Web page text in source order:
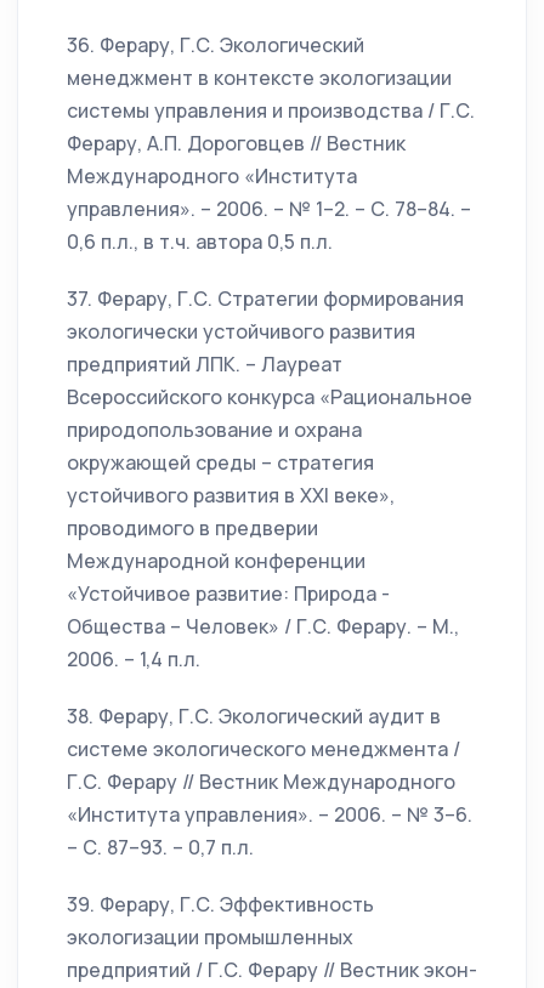
36. Ферару, Г.С. Экологический
менеджмент в контексте экологизации
системы управления и производства / Г.С.
Ферару, А.П. Дороговцев // Вестник
Международного «Института
управления». – 2006. – № 1–2. – С. 78–84. –
0,6 п.л., в т.ч. автора 0,5 п.л.
37. Ферару, Г.С. Стратегии формирования
экологически устойчивого развития
предприятий ЛПК. – Лауреат
Всероссийского конкурса «Рациональное
природопользование и охрана
окружающей среды – стратегия
устойчивого развития в XXI веке»,
проводимого в предверии
Международной конференции
«Устойчивое развитие: Природа -
Общества – Человек» / Г.С. Ферару. – М.,
2006. – 1,4 п.л.
38. Ферару, Г.С. Экологический аудит в
системе экологического менеджмента /
Г.С. Ферару // Вестник Международного
«Института управления». – 2006. – № 3–6.
– С. 87–93. – 0,7 п.л.
39. Ферару, Г.С. Эффективность
экологизации промышленных
предприятий / Г.С. Ферару // Вестник экон-